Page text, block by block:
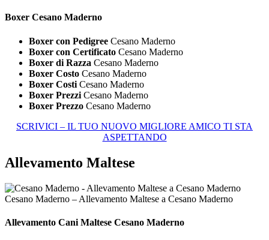
Boxer Cesano Maderno
Boxer con Pedigree Cesano Maderno
Boxer con Certificato Cesano Maderno
Boxer di Razza Cesano Maderno
Boxer Costo Cesano Maderno
Boxer Costi Cesano Maderno
Boxer Prezzi Cesano Maderno
Boxer Prezzo Cesano Maderno
SCRIVICI – IL TUO NUOVO MIGLIORE AMICO TI STA
ASPETTANDO
Allevamento Maltese
Cesano Maderno – Allevamento Maltese a Cesano Maderno
Allevamento Cani Maltese Cesano Maderno